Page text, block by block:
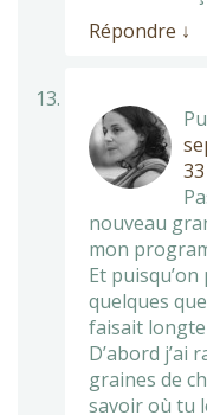
Répondre ↓
nouveau
mon
Et puisqu’on
quelques
faisait
D’abord j’ai
graines de
savoir où tu